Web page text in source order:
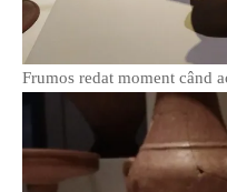
PAGINI
Ce fac?
Clasicul „Despre mine…”
Descarca povestirea Floare
Albastra!
Frumos redat moment când